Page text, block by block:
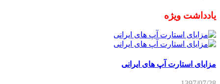
یادداشت ویژه
مزایای استارت آپ های ایرانی